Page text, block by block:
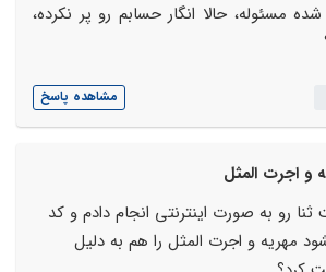
مسئوله، حالا انگار حسابم رو پر نکرده،
مشاهده پاسخ
و اجرت المثل
ثنا رو به صورت اینترنتی انجام دادم و کد
مهریه و اجرت المثل را هم به دلیل